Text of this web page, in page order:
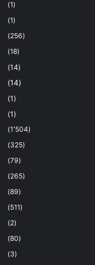
(1)
(1)
(256)
(18)
(14)
(14)
(1)
(1)
(1٬504)
(325)
(79)
(265)
(89)
(511)
(2)
(80)
(3)